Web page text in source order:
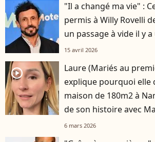
"Il a changé ma vie" :
permis à Willy Rovelli
un passage à vide il y a
15 avril 2026
player2
Laure (Mariés au
explique pourquoi elle
maison de 180m2 à
de son histoire avec
6 mars 2026